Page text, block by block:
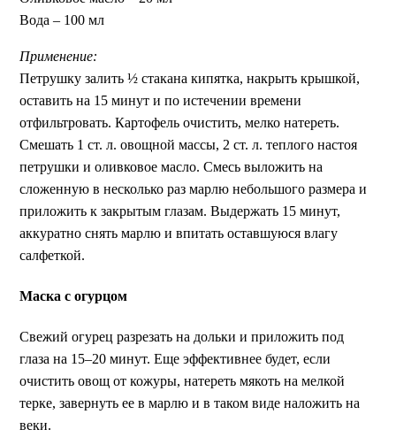
Вода – 100 мл
Применение:
Петрушку залить ½ стакана кипятка, накрыть крышкой,
оставить на 15 минут и по истечении времени
отфильтровать. Картофель очистить, мелко натереть.
Смешать 1 ст. л. овощной массы, 2 ст. л. теплого настоя
петрушки и оливковое масло. Смесь выложить на
сложенную в несколько раз марлю небольшого размера и
приложить к закрытым глазам. Выдержать 15 минут,
аккуратно снять марлю и впитать оставшуюся влагу
салфеткой.
Маска с огурцом
Свежий огурец разрезать на дольки и приложить под
глаза на 15–20 минут. Еще эффективнее будет, если
очистить овощ от кожуры, натереть мякоть на мелкой
терке, завернуть ее в марлю и в таком виде наложить на
веки.